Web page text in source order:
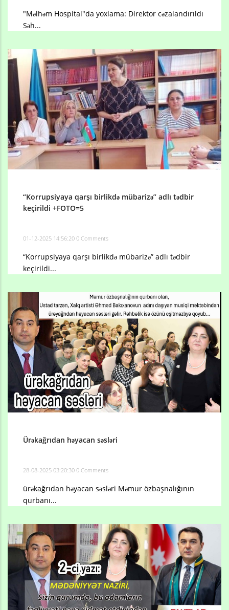
"Məlhəm Hospital"da yoxlama: Direktor cəzalandırıldı
Səh...
“Korrupsiyaya qarşı birlikdə mübarizə” adlı tədbir
keçirildi +FOTO=5
01-12-2025 14:56:20 0 Comments
“Korrupsiyaya qarşı birlikdə mübarizə” adlı tədbir
keçirildi...
Ürəkağrıdan həyacan səsləri
28-08-2025 03:20:30 0 Comments
ürəkağrıdan həyacan səsləri Məmur özbaşnalığının
qurbanı...